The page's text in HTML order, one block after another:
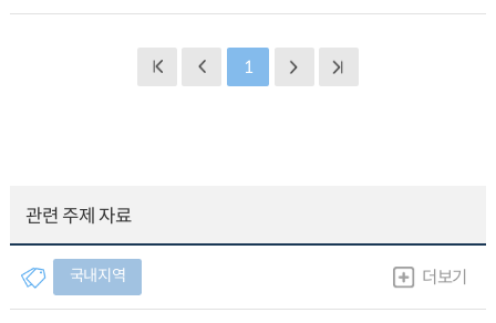
1
관련 주제 자료
국내지역 더보기